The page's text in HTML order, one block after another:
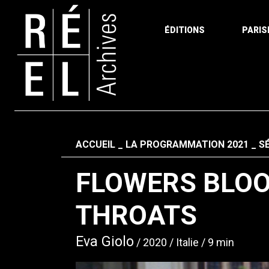
ÉDITIONS
Fil d'ariane
ACCUEIL LA PROGRAMMATION 2021
FLOWERS
THROATS
Eva Giolo 2020 Italie 9 min